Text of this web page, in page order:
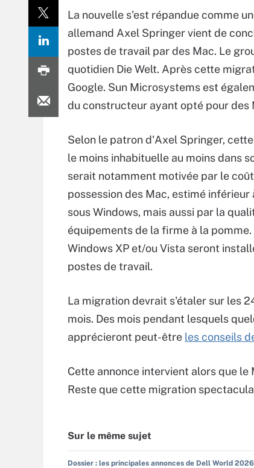
La nouvelle s'est répandue comme
allemand Axel Springer vient de
postes de travail par des Mac. Le
quotidien Die Welt. Après cette
Google. Sun Microsystems est
du constructeur ayant opté pour des
Selon le patron d'Axel Springer,
le moins inhabituelle au moins dans
serait notamment motivée par le
possession des Mac, estimé inférieur
sous Windows, mais aussi par la
équipements de la firme à la pomme.
Windows XP et/ou Vista seront
postes de travail.
La migration devrait s'étaler sur les
mois. Des mois pendant lesquels
apprécieront peut-être les conseils
Cette annonce intervient alors que
Reste que cette migration
Sur le même sujet
Dossier : les principales annonces de Dell World 2026